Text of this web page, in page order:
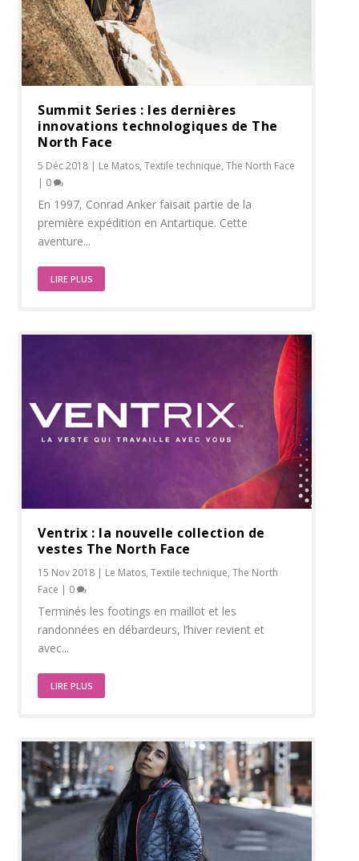
Summit Series : les dernières
innovations technologiques de The
North Face
5 Déc 2018 | Le Matos,Textile technique,The North Face
| 0
En 1997, Conrad Anker faisait partie de la
première expédition en Antartique. Cette
aventure...
LIRE PLUS
Ventrix : la nouvelle collection de
vestes The North Face
15 Nov 2018 | Le Matos,Textile technique,The North
Face | 0
Terminés les footings en maillot et les
randonnées en débardeurs, l’hiver revient et
avec...
LIRE PLUS